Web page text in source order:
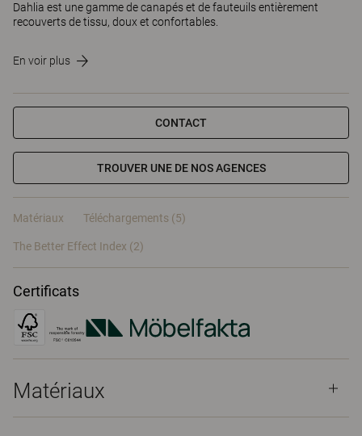
Dahlia est une gamme de canapés et de fauteuils entièrement
recouverts de tissu, doux et confortables.
En voir plus
CONTACT
TROUVER UNE DE NOS AGENCES
Matériaux Téléchargements (5)
The Better Effect Index (2)
Certificats
Matériaux